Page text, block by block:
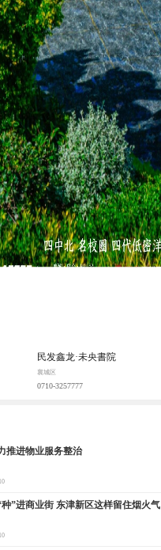
民发鑫龙·未央書院
襄城区
0710-3257777
推进物业服务整治
”进商业街 东津新区这样留住烟火气